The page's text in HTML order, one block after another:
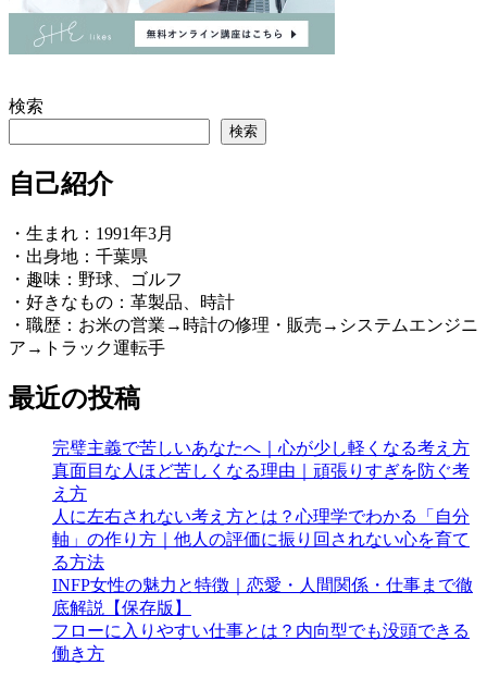
検索
検索
自己紹介
・生まれ：1991年3月
・出身地：千葉県
・趣味：野球、ゴルフ
・好きなもの：革製品、時計
・職歴：お米の営業→時計の修理・販売→システムエンジニ
ア→トラック運転手
最近の投稿
完璧主義で苦しいあなたへ｜心が少し軽くなる考え方
真面目な人ほど苦しくなる理由｜頑張りすぎを防ぐ考
え方
人に左右されない考え方とは？心理学でわかる「自分
軸」の作り方｜他人の評価に振り回されない心を育て
る方法
INFP女性の魅力と特徴｜恋愛・人間関係・仕事まで徹
底解説【保存版】
フローに入りやすい仕事とは？内向型でも没頭できる
働き方